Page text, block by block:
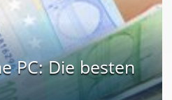
PC: Die besten